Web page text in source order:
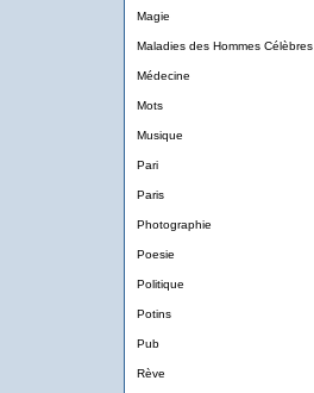
Magie
Maladies des Hommes Célèbres
Médecine
Mots
Musique
Pari
Paris
Photographie
Poesie
Politique
Potins
Pub
Rève